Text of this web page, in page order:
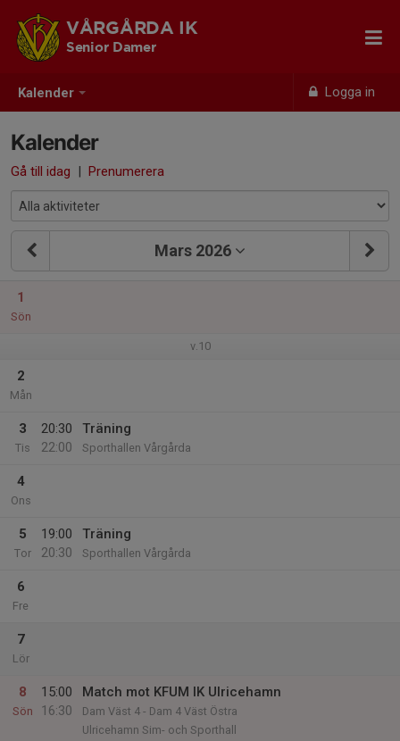
Kalender Logga in
VÅRGÅRDA IK
Senior Damer
Kalender
Gå till idag | Prenumerera
Mars 2026
1
Sön
v.10
2
Mån
3
Tis
20:30
22:00
Träning
Sporthallen Vårgårda
4
Ons
5
Tor
19:00
20:30
Träning
Sporthallen Vårgårda
6
Fre
7
Lör
8
Sön
15:00
16:30
Match mot KFUM IK Ulricehamn
Dam Väst 4 - Dam 4 Väst Östra
Ulricehamn Sim- och Sporthall